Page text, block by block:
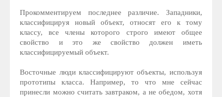
Прокомментируем последнее различие. Западники,
классифицируя новый объект, относят его к тому
классу, все члены которого строго имеют общее
свойство и это же свойство должен иметь
классифицируемый объект.
Восточные люди классифицируют объекты, используя
прототипы класса. Например, то что мне сейчас
принесли можно считать завтраком, а не обедом, хотя